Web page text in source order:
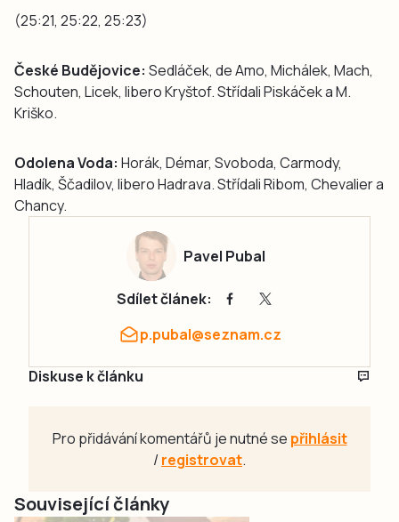
(25:21, 25:22, 25:23)
České Budějovice: Sedláček, de Amo, Michálek, Mach,
Schouten, Licek, libero Kryštof. Střídali Piskáček a M.
Kriško.
Odolena Voda: Horák, Démar, Svoboda, Carmody,
Hladík, Ščadilov, libero Hadrava. Střídali Ribom, Chevalier a
Chancy.
Pavel Pubal
Sdílet článek:
p.pubal@seznam.cz
Diskuse k článku
Pro přidávání komentářů je nutné se přihlásit
/registrovat.
Související články